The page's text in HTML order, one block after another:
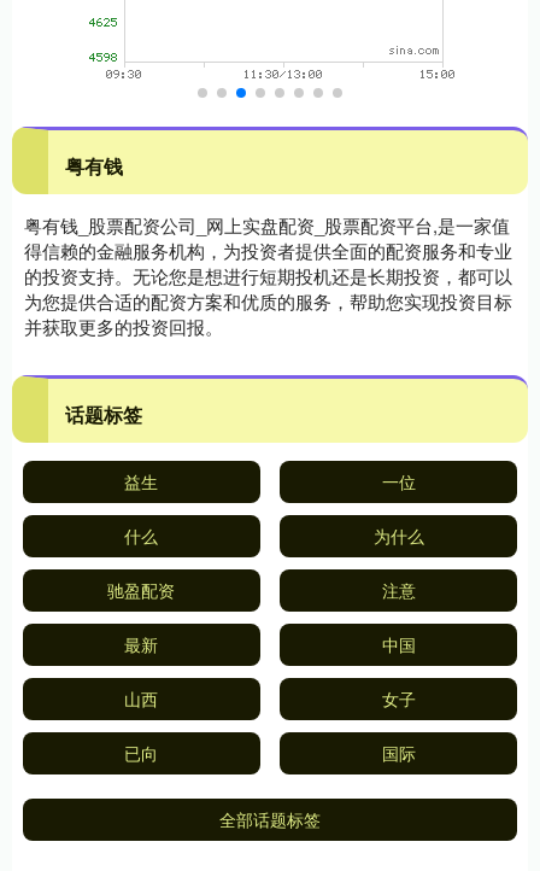
粤有钱
粤有钱_股票配资公司_网上实盘配资_股票配资平台,是一家值
得信赖的金融服务机构，为投资者提供全面的配资服务和专业
的投资支持。无论您是想进行短期投机还是长期投资，都可以
为您提供合适的配资方案和优质的服务，帮助您实现投资目标
并获取更多的投资回报。
话题标签
益生 一位
什么 为什么
驰盈配资 注意
最新 中国
山西 女子
已向 国际
全部话题标签